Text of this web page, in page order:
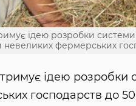
ідею розробки системи
невеликих фермерських
ідею розробки
господарств до